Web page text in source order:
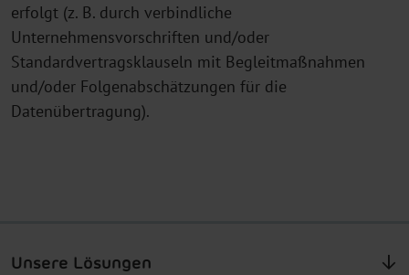
erfolgt (z. B. durch verbindliche
Unternehmensvorschriften und/oder
Standardvertragsklauseln mit Begleitmaßnahmen
und/oder Folgenabschätzungen für die
Datenübertragung).
Unsere Lösungen